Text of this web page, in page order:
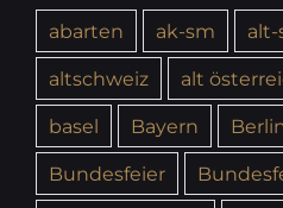
abarten ak-sm
alt-
altschweiz
alt
basel
Bayern
Bundesfeier